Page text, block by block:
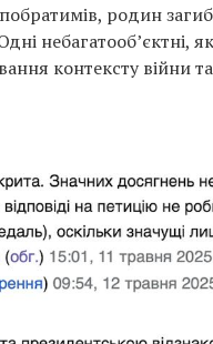
родин
небагатооб’єктні,
контексту війни